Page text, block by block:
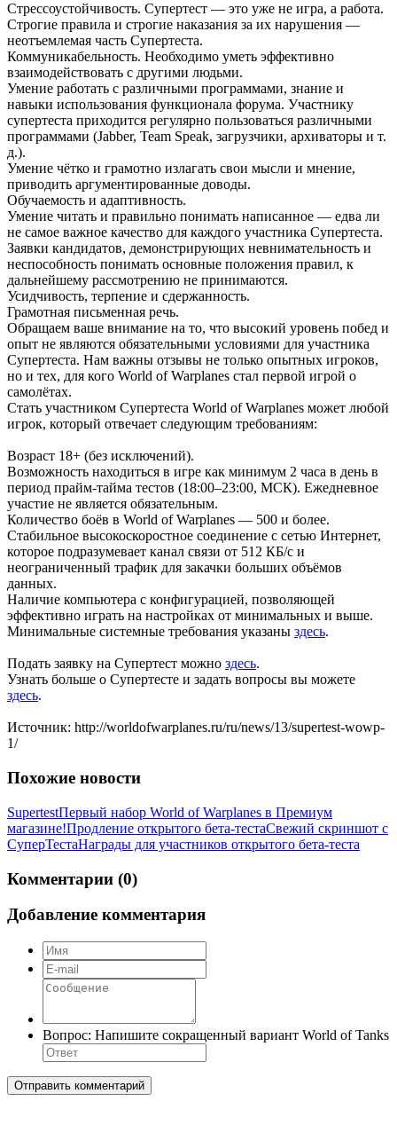
Стрессоустойчивость. Супертест — это уже не игра, а работа.
Строгие правила и строгие наказания за их нарушения —
неотъемлемая часть Супертеста.
Коммуникабельность. Необходимо уметь эффективно
взаимодействовать с другими людьми.
Умение работать с различными программами, знание и
навыки использования функционала форума. Участнику
супертеста приходится регулярно пользоваться различными
программами (Jabber, Team Speak, загрузчики, архиваторы и т.
д.).
Умение чётко и грамотно излагать свои мысли и мнение,
приводить аргументированные доводы.
Обучаемость и адаптивность.
Умение читать и правильно понимать написанное — едва ли
не самое важное качество для каждого участника Супертеста.
Заявки кандидатов, демонстрирующих невнимательность и
неспособность понимать основные положения правил, к
дальнейшему рассмотрению не принимаются.
Усидчивость, терпение и сдержанность.
Грамотная письменная речь.
Обращаем ваше внимание на то, что высокий уровень побед и
опыт не являются обязательными условиями для участника
Супертеста. Нам важны отзывы не только опытных игроков,
но и тех, для кого World of Warplanes стал первой игрой о
самолётах.
Стать участником Супертеста World of Warplanes может любой
игрок, который отвечает следующим требованиям:
Возраст 18+ (без исключений).
Возможность находиться в игре как минимум 2 часа в день в
период прайм-тайма тестов (18:00–23:00, МСК). Ежедневное
участие не является обязательным.
Количество боёв в World of Warplanes — 500 и более.
Стабильное высокоскоростное соединение с сетью Интернет,
которое подразумевает канал связи от 512 КБ/с и
неограниченный трафик для закачки больших объёмов
данных.
Наличие компьютера с конфигурацией, позволяющей
эффективно играть на настройках от минимальных и выше.
Минимальные системные требования указаны здесь.
Подать заявку на Супертест можно здесь.
Узнать больше о Супертесте и задать вопросы вы можете
здесь.
Источник: http://worldofwarplanes.ru/ru/news/13/supertest-wowp-
1/
Похожие новости
SupertestПервый набор World of Warplanes в Премиум
магазине!Продление открытого бета-тестаСвежий скриншот с
СуперТестаНаграды для участников открытого бета-теста
Комментарии (0)
Добавление комментария
Вопрос: Напишите сокращенный вариант World of Tanks
Отправить комментарий